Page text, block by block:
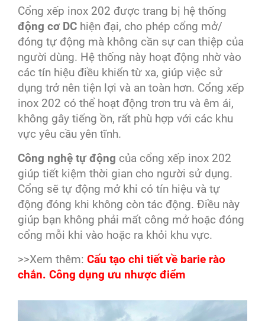
Cổng xếp inox 202 được trang bị hệ thống
động cơ DC hiện đại, cho phép cổng mở/
đóng tự động mà không cần sự can thiệp của
người dùng. Hệ thống này hoạt động nhờ vào
các tín hiệu điều khiển từ xa, giúp việc sử
dụng trở nên tiện lợi và an toàn hơn. Cổng xếp
inox 202 có thể hoạt động trơn tru và êm ái,
không gây tiếng ồn, rất phù hợp với các khu
vực yêu cầu yên tĩnh.
Công nghệ tự động của cổng xếp inox 202
giúp tiết kiệm thời gian cho người sử dụng.
Cổng sẽ tự động mở khi có tín hiệu và tự
động đóng khi không còn tác động. Điều này
giúp bạn không phải mất công mở hoặc đóng
cổng mỗi khi vào hoặc ra khỏi khu vực.
>>Xem thêm: Cấu tạo chi tiết về barie rào
chắn. Công dụng ưu nhược điểm